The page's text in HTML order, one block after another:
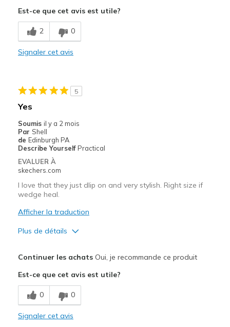
Comfortable
Stylish
Travel
Width
Sizing
View On Shoes
I'm Into Shoes
Est-ce que cet avis est utile?
2 0
Signaler cet avis
5
Yes
Soumis il y a 2 mois
Par Shell
de Edinburgh PA
Describe Yourself Practical
EVALUER À
skechers.com
I love that they just dlip on and very stylish. Right size if
wedge heal.
Afficher la traduction
Plus de détails
Breathe Well
Comfortable
Continuer les achatsOui, je recommande ce produit
Est-ce que cet avis est utile?
0 0
Signaler cet avis